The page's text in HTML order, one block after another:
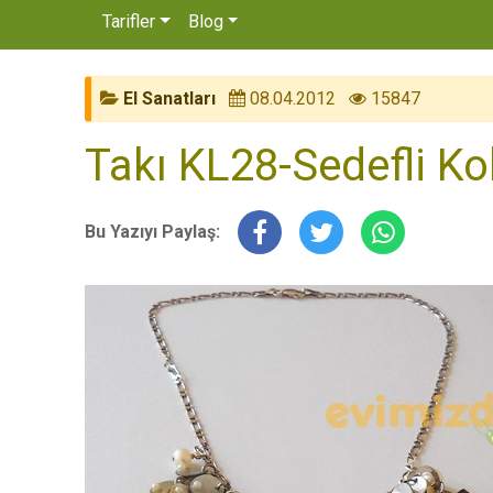
Tarifler Blog
El Sanatları 08.04.2012 15847
Takı KL28-Sedefli
Bu Yazıyı Paylaş: